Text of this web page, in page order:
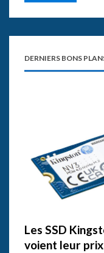
DERNIERS BONS
Les SSD
voient leur